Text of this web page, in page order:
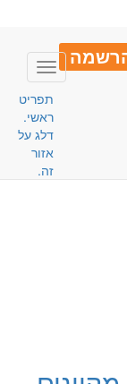
Toggle
תפריט
ראשי.
דלג על
אזור
זה.